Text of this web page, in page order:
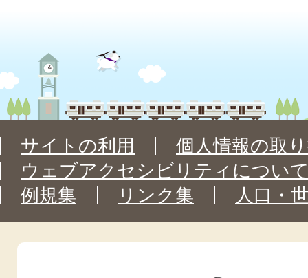
サイトの利用
個人情報の取
ウェブアクセシビリティについ
例規集
リンク集 人口・